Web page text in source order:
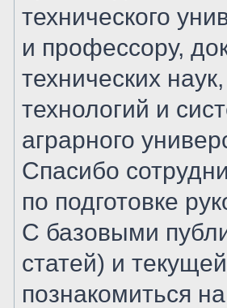
технического
и профессору,
технических
технологий и
аграрного
Спасибо
по подготовке
С базовыми
статей) и
познакомиться